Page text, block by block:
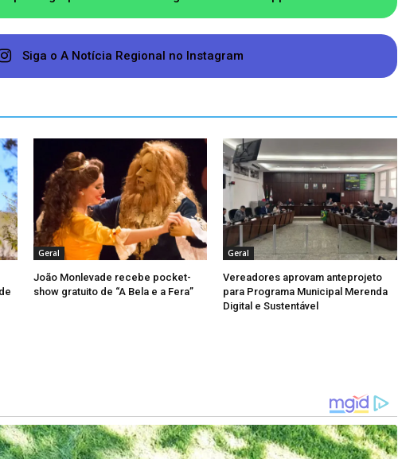
contratação de até 70 professores e 45 técnicos
atender até 1.400 estudantes. Inicialmente, serão ofertadas
cursos técnicos integrados e subsequentes, com foco nos
Industriais e Infraestrutura.
investimentos superiores a R$ 25 milhões, repassados
As obras do futuro restaurante universitário já
do ano passado. Essa é a primeira, de três estruturas a
que abrigará o Campus na área com mais de 25 mil
Siga o A Notícia Regional no Instagram
Geral
João Monlevade recebe pocket-
show gratuito de “A Bela e a Fera”
Geral
Vereadores aprovam anteprojeto
para Programa Municipal Merenda
Digital e Sustentável